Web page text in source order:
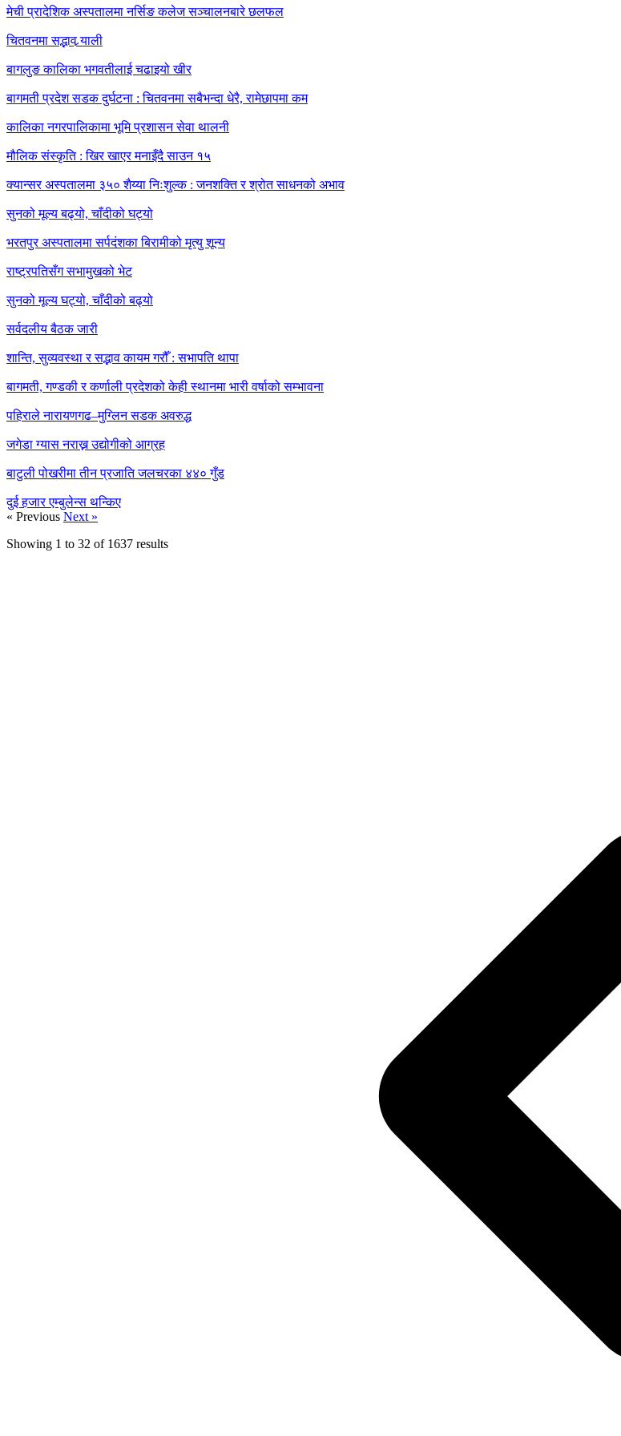
मेची प्रादेशिक अस्पतालमा नर्सिङ कलेज सञ्चालनबारे छलफल
चितवनमा सद्भाव र्‍याली
बागलुङ कालिका भगवतीलाई चढाइयो खीर
बागमती प्रदेश सडक दुर्घटना : चितवनमा सबैभन्दा धेरै, रामेछापमा कम
कालिका नगरपालिकामा भूमि प्रशासन सेवा थालनी
मौलिक संस्कृति : खिर खाएर मनाइँदै साउन १५
क्यान्सर अस्पतालमा ३५० शैय्या निःशुल्क : जनशक्ति र श्रोत साधनको अभाव
सुनको मूल्य बढ्यो, चाँदीको घट्यो
भरतपुर अस्पतालमा सर्पदंशका बिरामीको मृत्यु शून्य
राष्ट्रपतिसँग सभामुखको भेट
सुनको मूल्य घट्यो, चाँदीको बढ्यो
सर्वदलीय बैठक जारी
शान्ति, सुव्यवस्था र सद्भाव कायम गरौँ : सभापति थापा
बागमती, गण्डकी र कर्णाली प्रदेशको केही स्थानमा भारी वर्षाको सम्भावना
पहिराले नारायणगढ–मुग्लिन सडक अवरुद्ध
जगेडा ग्यास नराख्न उद्योगीको आग्रह
बाटुली पोखरीमा तीन प्रजाति जलचरका ४४० गुँड
दुई हजार एम्बुलेन्स थन्किए
« Previous Next »
Showing 1 to 32 of 1637 results